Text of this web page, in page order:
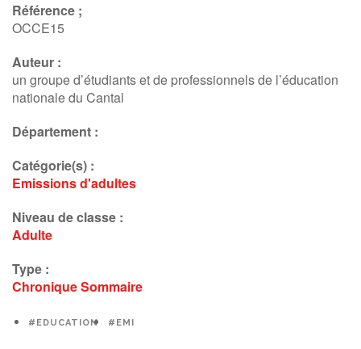
Référence ;
OCCE15
Auteur :
un groupe d’étudiants et de professionnels de l’éducation
nationale du Cantal
Département :
Catégorie(s) :
Emissions d'adultes
Niveau de classe :
Adulte
Type :
ChroniqueSommaire
#EDUCATION #EMI